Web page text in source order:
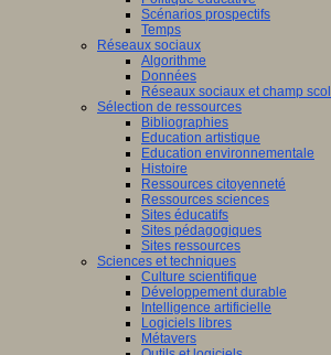
Scénarios prospectifs
Temps
Réseaux sociaux
Algorithme
Données
Réseaux sociaux et champ
Sélection de ressources
Bibliographies
Education artistique
Education environnementale
Histoire
Ressources citoyenneté
Ressources sciences
Sites éducatifs
Sites pédagogiques
Sites ressources
Sciences et techniques
Culture scientifique
Développement durable
Intelligence artificielle
Logiciels libres
Métavers